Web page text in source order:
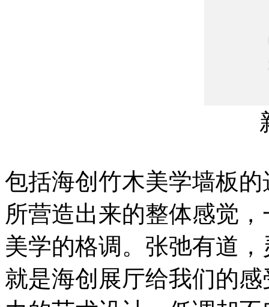
包括海创竹木美学墙板
所营造出来的整体感觉
美学的格调。张弛有道
就是海创展厅给我们的